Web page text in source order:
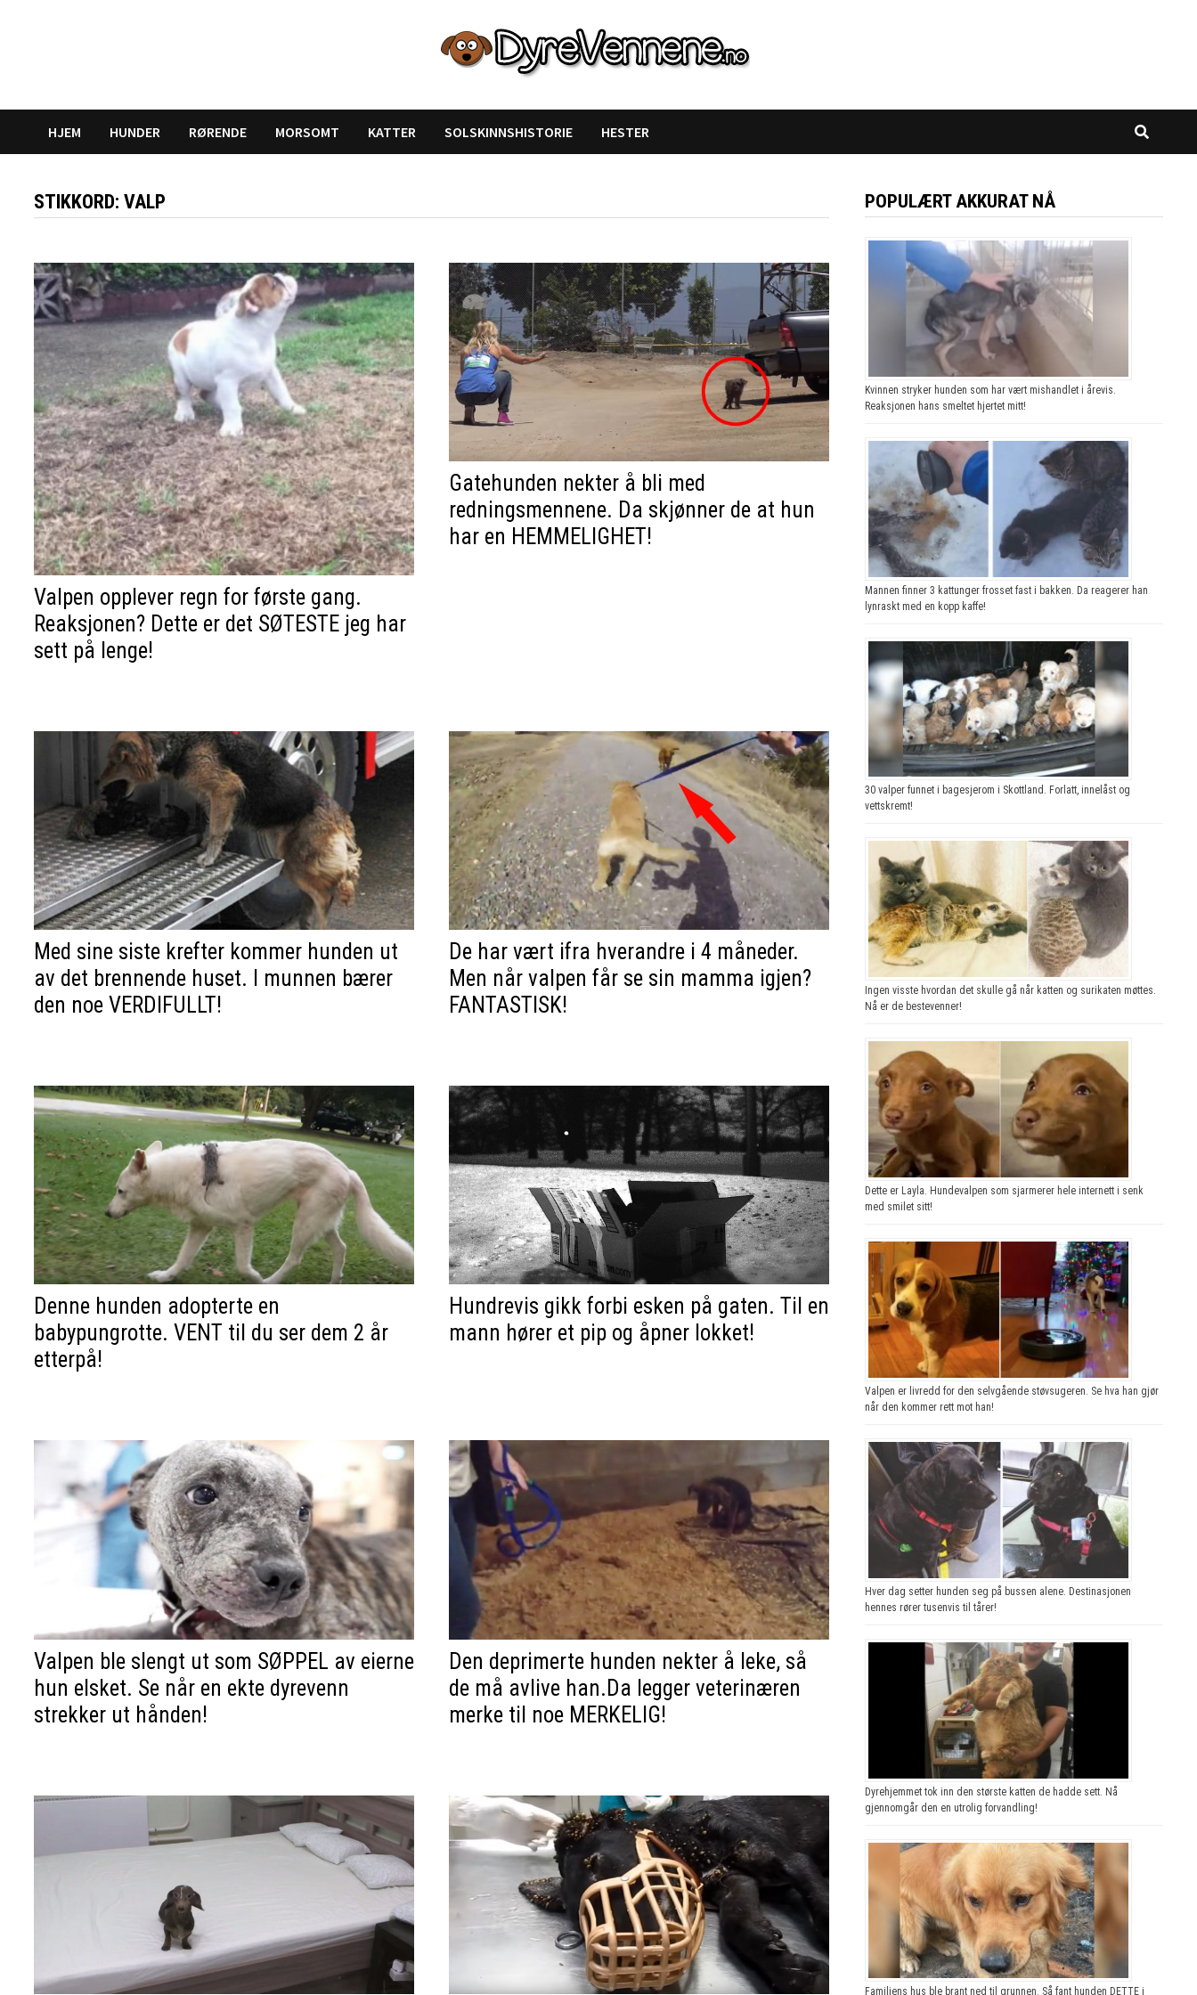
HJEM HUNDER RØRENDE MORSOMT KATTER SOLSKINNSHISTORIE HESTER
STIKKORD:VALP
Valpen opplever regn for første gang.
Reaksjonen? Dette er det SØTESTE jeg har
sett på lenge!
Gatehunden nekter å bli med
redningsmennene. Da skjønner de at hun
har en HEMMELIGHET!
Med sine siste krefter kommer hunden ut
av det brennende huset. I munnen bærer
den noe VERDIFULLT!
De har vært ifra hverandre i 4 måneder.
Men når valpen får se sin mamma igjen?
FANTASTISK!
Denne hunden adopterte en
babypungrotte. VENT til du ser dem 2 år
etterpå!
Hundrevis gikk forbi esken på gaten. Til en
mann hører et pip og åpner lokket!
Valpen ble slengt ut som SØPPEL av eierne
hun elsket. Se når en ekte dyrevenn
strekker ut hånden!
Den deprimerte hunden nekter å leke, så
de må avlive han.Da legger veterinæren
merke til noe MERKELIG!
POPULÆRT AKKURAT NÅ
Kvinnen stryker hunden som har vært mishandlet i årevis.
Reaksjonen hans smeltet hjertet mitt!
Mannen finner 3 kattunger frosset fast i bakken. Da reagerer han
lynraskt med en kopp kaffe!
30 valper funnet i bagesjerom i Skottland. Forlatt, innelåst og
vettskremt!
Ingen visste hvordan det skulle gå når katten og surikaten møttes.
Nå er de bestevenner!
Dette er Layla. Hundevalpen som sjarmerer hele internett i senk
med smilet sitt!
Valpen er livredd for den selvgående støvsugeren. Se hva han gjør
når den kommer rett mot han!
Hver dag setter hunden seg på bussen alene. Destinasjonen
hennes rører tusenvis til tårer!
Dyrehjemmet tok inn den største katten de hadde sett. Nå
gjennomgår den en utrolig forvandling!
Familiens hus ble brant ned til grunnen. Så fant hunden DETTE i